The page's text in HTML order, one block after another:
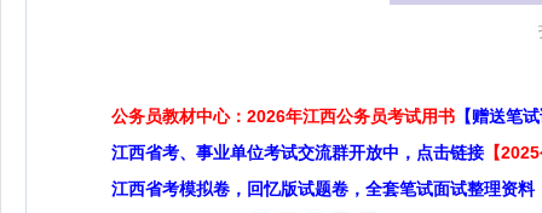
公务员教材中心：2026年江西公务员考试用书 【赠送笔
江西省考、事业单位考试交流群开放中，点击链接 【
江西省考模拟卷，回忆版试题卷，全套笔试面试整理资料